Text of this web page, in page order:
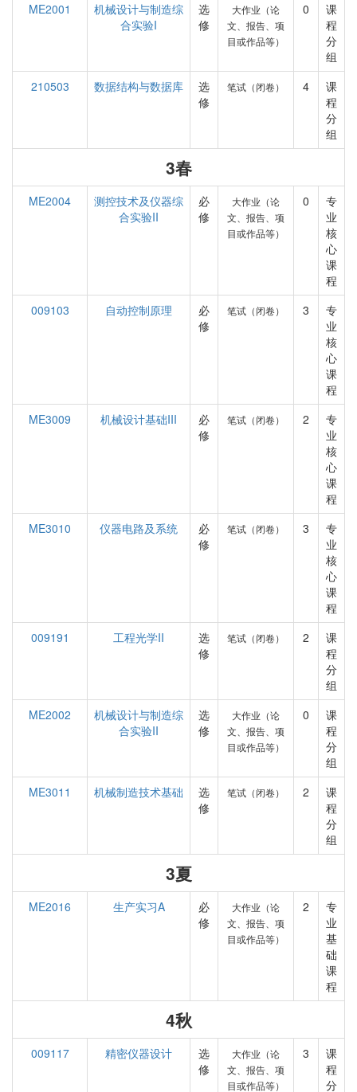
ME2001
机械设计与制造综
合实验I
选
修
大作业（论
文、报告、项
目或作品等）
0
课
程
分
组
210503
数据结构与数据库
选
修
笔试（闭卷） 4
课
程
分
组
3春
ME2004
测控技术及仪器综
合实验II
必
修
大作业（论
文、报告、项
目或作品等）
0
专
业
核
心
课
程
009103
自动控制原理
必
修
笔试（闭卷） 3
专
业
核
心
课
程
ME3009
机械设计基础III
必
修
笔试（闭卷） 2
专
业
核
心
课
程
ME3010
仪器电路及系统
必
修
笔试（闭卷） 3
专
业
核
心
课
程
009191
工程光学II
选
修
笔试（闭卷） 2
课
程
分
组
ME2002
机械设计与制造综
合实验II
选
修
大作业（论
文、报告、项
目或作品等）
0
课
程
分
组
ME3011
机械制造技术基础
选
修
笔试（闭卷） 2
课
程
分
组
3夏
ME2016 生产实习A
必
修
大作业（论
文、报告、项
目或作品等）
2
专
业
基
础
课
程
4秋
009117 精密仪器设计
选
修
大作业（论
文、报告、项
目或作品等）
3
课
程
分